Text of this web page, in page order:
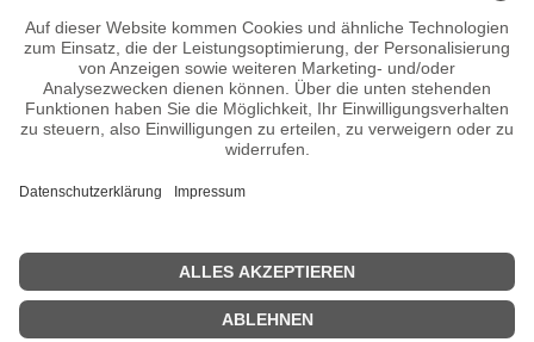
Rebecca Black Seiten, Steckbrief etc.
rebeccablackonline.com- Die offizielle Homepage von Rebecca
Black
Rebecca Black MP3 Downloads
Rebecca Black MP3 bei Amazon-Alle Hits zum downloaden
Nachrichten Rebecca Black News
...>>>